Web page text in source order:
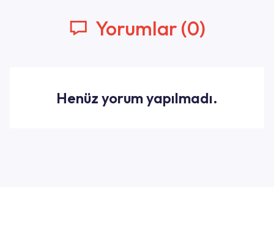
Yorumlar (0)
Henüz yorum yapılmadı.